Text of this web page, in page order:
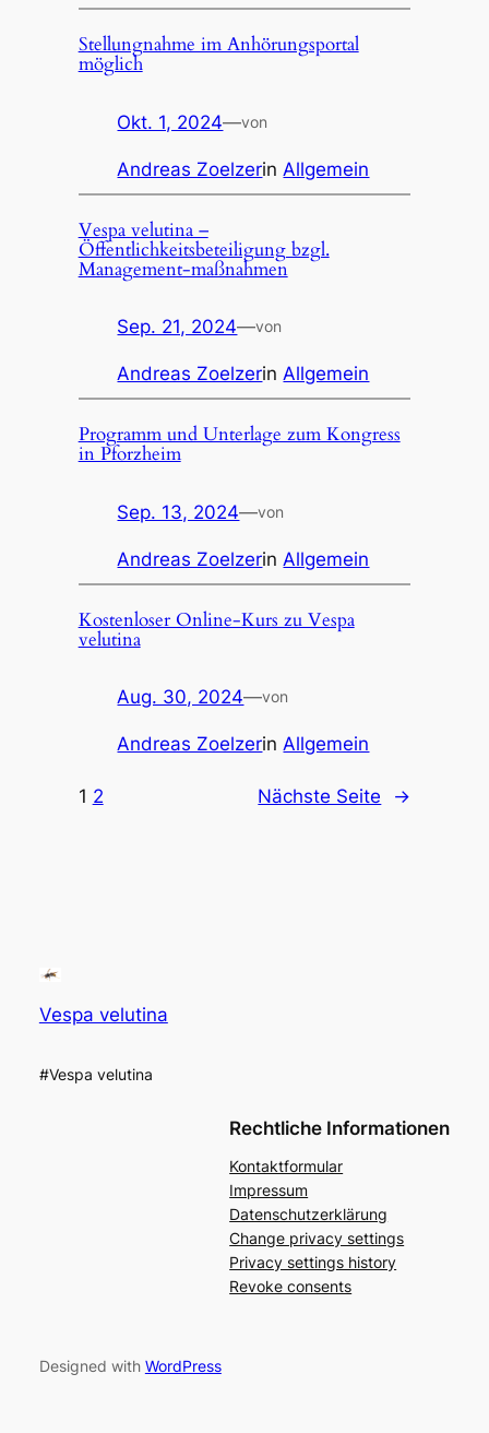
Stellungnahme im Anhörungsportal
möglich
Okt. 1, 2024—von
Andreas Zoelzerin Allgemein
Vespa velutina –
Öffentlichkeitsbeteiligung bzgl.
Management-maßnahmen
Sep. 21, 2024—von
Andreas ZoelzerinAllgemein
Programm und Unterlage zum Kongress
in Pforzheim
Sep. 13, 2024—von
Andreas Zoelzerin Allgemein
Kostenloser Online-Kurs zu Vespa
velutina
Aug. 30, 2024—von
Andreas ZoelzerinAllgemein
1 2 Nächste Seite →
Vespa velutina
#Vespa velutina
Rechtliche Informationen
Kontaktformular
Impressum
Datenschutzerklärung
Change privacy settings
Privacy settings history
Revoke consents
Designed with WordPress